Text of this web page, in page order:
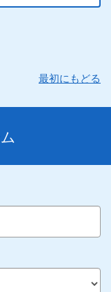
最初にもどる